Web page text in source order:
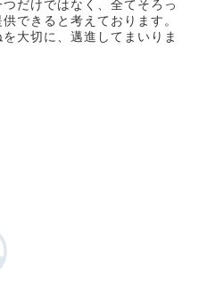
だけではなく、全てそろっ
できると考えております。
大切に、邁進してまいりま